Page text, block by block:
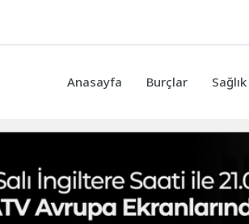
Anasayfa Burçlar Sağlık